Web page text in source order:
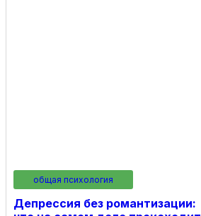
общая психология
Депрессия без романтизации: